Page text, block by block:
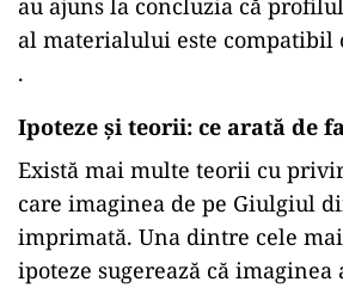
au ajuns la concluzia că
al materialului este compatibil
.
Ipoteze și teorii: ce arată de
Există mai multe teorii cu
care imaginea de pe Giulgiul
imprimată. Una dintre cele
ipoteze sugerează că